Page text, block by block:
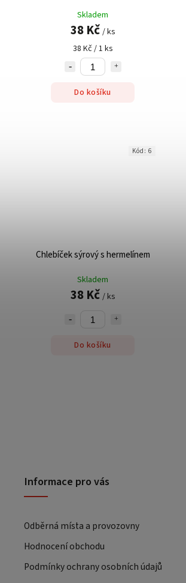
Skladem
38 Kč / ks
38 Kč / 1 ks
Do košíku
Chlebíček sýrový s hermelínem
Skladem
38 Kč / ks
Do košíku
Kód: 6
Informace pro vás
Odběrná místa a provozovny
Hodnocení obchodu
Podmínky ochrany osobních údajů